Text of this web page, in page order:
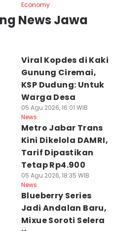
Economy
News Jawa
Viral Kopdes di Kaki
Gunung Ciremai,
KSP Dudung: Untuk
Warga Desa
05 Agu 2026, 16:01 WIB
News
Metro Jabar Trans
Kini Dikelola DAMRI,
Tarif Dipastikan
Tetap Rp4.900
05 Agu 2026, 18:35 WIB
News
Blueberry Series
Jadi Andalan Baru,
Mixue Soroti Selera